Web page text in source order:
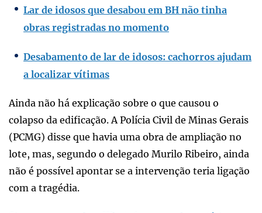
Lar de idosos que desabou em BH não tinha
obras registradas no momento
Desabamento de lar de idosos: cachorros ajudam
a localizar vítimas
Ainda não há explicação sobre o que causou o
colapso da edificação. A Polícia Civil de Minas Gerais
(PCMG) disse que havia uma obra de ampliação no
lote, mas, segundo o delegado Murilo Ribeiro, ainda
não é possível apontar se a intervenção teria ligação
com a tragédia.